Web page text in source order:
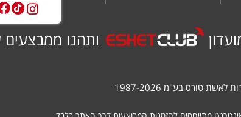
ותהנו ממבצעים
טורס בע"מ 1987-2026